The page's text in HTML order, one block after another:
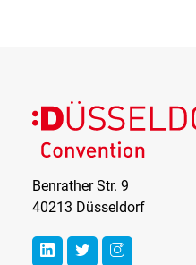
Düsseldorf
Convention
Benrather Str. 9
40213 Düsseldorf